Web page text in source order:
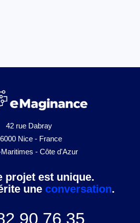
42 rue Dabray
Nice - France
- Côte d'Azur
projet est unique.
une conversation.
90 76 35